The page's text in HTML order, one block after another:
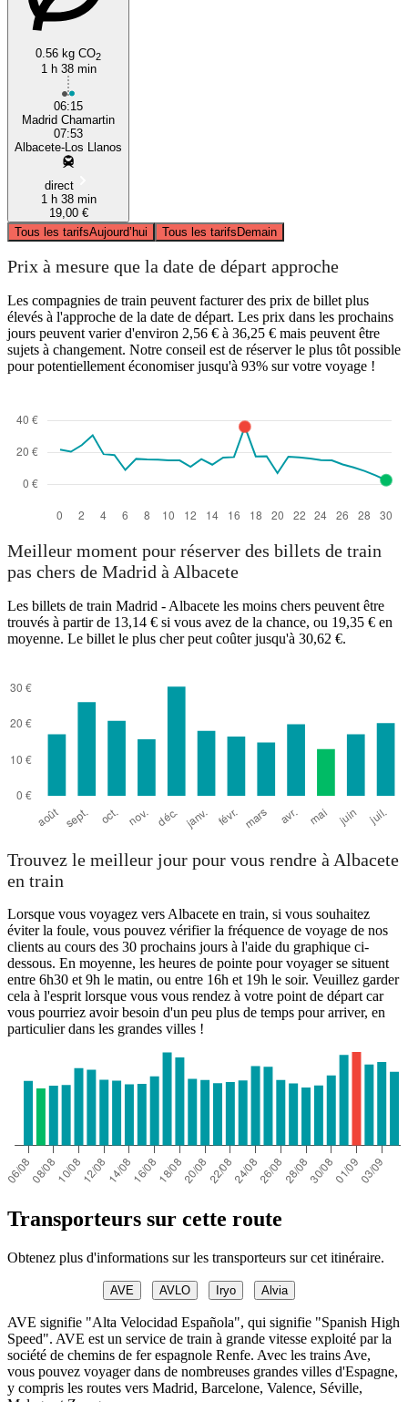
0.56 kg CO2
1 h 38 min
06:15
Madrid Chamartin
07:53
Albacete-Los Llanos
direct
1 h 38 min
19,00 €
Tous les tarifsAujourd’hui Tous les tarifsDemain
Prix à mesure que la date de départ approche
Les compagnies de train peuvent facturer des prix de billet plus
élevés à l'approche de la date de départ. Les prix dans les prochains
jours peuvent varier d'environ 2,56 € à 36,25 € mais peuvent être
sujets à changement. Notre conseil est de réserver le plus tôt possible
pour potentiellement économiser jusqu'à 93% sur votre voyage !
Meilleur moment pour réserver des billets de train
pas chers de Madrid à Albacete
Les billets de train Madrid - Albacete les moins chers peuvent être
trouvés à partir de 13,14 € si vous avez de la chance, ou 19,35 € en
moyenne. Le billet le plus cher peut coûter jusqu'à 30,62 €.
Trouvez le meilleur jour pour vous rendre à Albacete
en train
Lorsque vous voyagez vers Albacete en train, si vous souhaitez
éviter la foule, vous pouvez vérifier la fréquence de voyage de nos
clients au cours des 30 prochains jours à l'aide du graphique ci-
dessous. En moyenne, les heures de pointe pour voyager se situent
entre 6h30 et 9h le matin, ou entre 16h et 19h le soir. Veuillez garder
cela à l'esprit lorsque vous vous rendez à votre point de départ car
vous pourriez avoir besoin d'un peu plus de temps pour arriver, en
particulier dans les grandes villes !
Transporteurs sur cette route
Obtenez plus d'informations sur les transporteurs sur cet itinéraire.
AVE AVLO Iryo Alvia
AVE signifie "Alta Velocidad Española", qui signifie "Spanish High
Speed". AVE est un service de train à grande vitesse exploité par la
société de chemins de fer espagnole Renfe. Avec les trains Ave,
vous pouvez voyager dans de nombreuses grandes villes d'Espagne,
y compris les routes vers Madrid, Barcelone, Valence, Séville,